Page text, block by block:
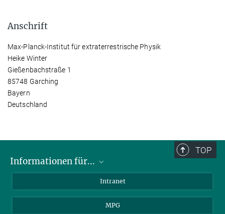
Anschrift
Max-Planck-Institut für extraterrestrische Physik
Heike Winter
Gießenbachstraße 1
85748 Garching
Bayern
Deutschland
TOP
Informationen für...
Studenten
Journalisten
Intranet
MPG